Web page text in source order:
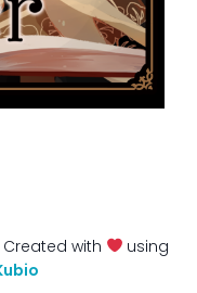
Created with
using